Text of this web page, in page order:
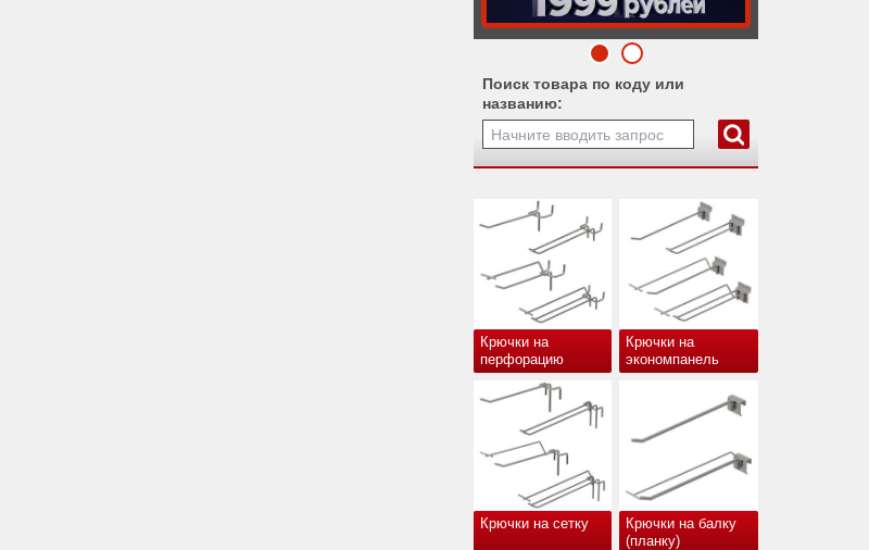
Поиск товара по коду или
названию:
Крючки на
перфорацию
Крючки на
экономпанель
Крючки на сетку
Крючки на балку
(планку)